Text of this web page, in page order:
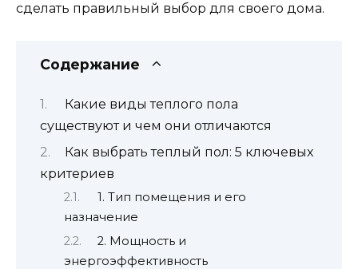
сделать правильный выбор для своего дома.
Содержание
Какие виды теплого пола
существуют и чем они отличаются
Как выбрать теплый пол: 5 ключевых
критериев
1. Тип помещения и его
назначение
2. Мощность и
энергоэффективность